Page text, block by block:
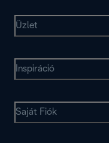
Üzlet
Inspiráció
Saját Fiók